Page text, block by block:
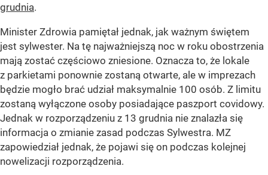
grudnia.
Minister Zdrowia pamiętał jednak, jak ważnym świętem
jest sylwester. Na tę najważniejszą noc w roku obostrzenia
mają zostać częściowo zniesione. Oznacza to, że lokale
z parkietami ponownie zostaną otwarte, ale w imprezach
będzie mogło brać udział maksymalnie 100 osób. Z limitu
zostaną wyłączone osoby posiadające paszport covidowy.
Jednak w rozporządzeniu z 13 grudnia nie znalazła się
informacja o zmianie zasad podczas Sylwestra. MZ
zapowiedział jednak, że pojawi się on podczas kolejnej
nowelizacji rozporządzenia.